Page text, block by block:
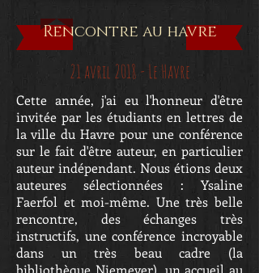
Rencontre au havre
21 avril 2018 - Le Havre
Cette année, j'ai eu l'honneur d'être
invitée par les étudiants en lettres de
la ville du Havre pour une conférence
sur le fait d'être auteur, en particulier
auteur indépendant. Nous étions deux
auteures sélectionnées : Ysaline
Faerfol et moi-même. Une très belle
rencontre, des échanges très
instructifs, une conférence incroyable
dans un très beau cadre (la
bibliothèque Niemeyer), un accueil au